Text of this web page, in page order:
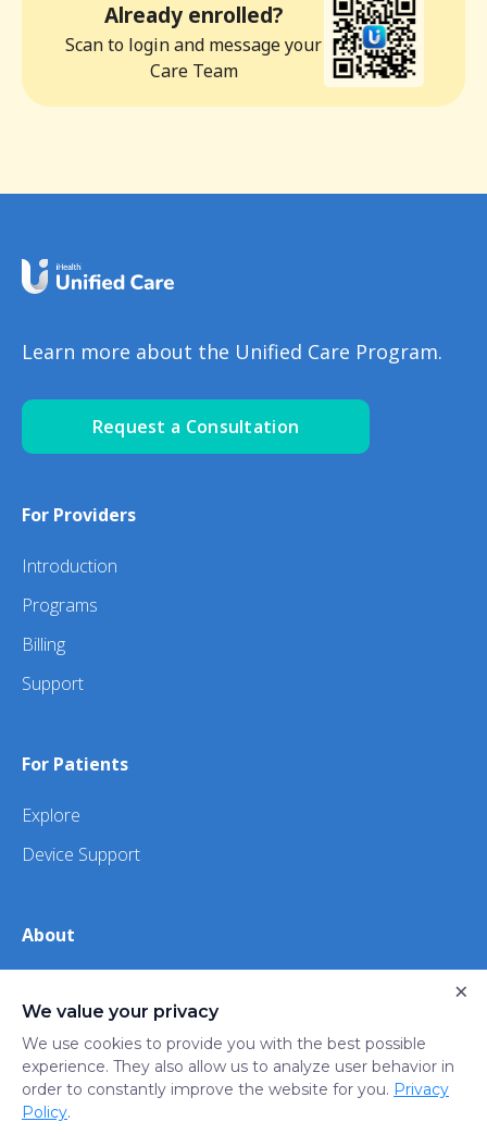
Already enrolled?
Scan to login and message your
Care Team
Learn more about the Unified Care Program.
Request a Consultation
For Providers
Introduction
Programs
Billing
Support
For Patients
Explore
Device Support
About
iHealth
Privacy
Policy
Trust
Do not sell or share my
We value your privacy
We use cookies to provide you with the best possible
experience. They also allow us to analyze user behavior in
order to constantly improve the website for you. Privacy
Policy.
×